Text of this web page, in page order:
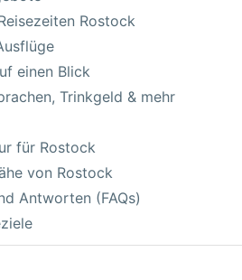
Rostock
einen Blick
Trinkgeld & mehr
für Rostock
von Rostock
Antworten (FAQs)